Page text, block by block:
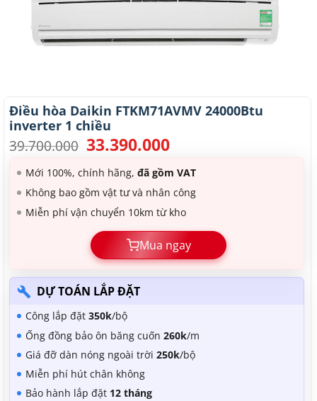
Điều hòa Daikin FTKM71AVMV 24000Btu
inverter 1 chiều
39.700.000 Giá
gốc
là:
39.700.000.
33.390.000Giá
tại
là:
33.390.000.
Mới 100%, chính hãng, đã gồm VAT
Không bao gồm vật tư và nhân công
Miễn phí vận chuyển 10km từ kho
Mua ngay
DỰ TOÁN LẮP ĐẶT
Công lắp đặt 350k/bộ
Ống đồng bảo ôn băng cuốn 260k/m
Giá đỡ dàn nóng ngoài trời 250k/bộ
Miễn phí hút chân không
Bảo hành lắp đặt 12 tháng